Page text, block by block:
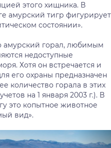
этого хищника. В
амурский тигр фигурирует
состоянии».
амурский горал, любимым
недоступные
Хотя он встречается и
его охраны предназначен
количество горала в этих
на 1 января 2003 г.). В
это копытное животное
вид».